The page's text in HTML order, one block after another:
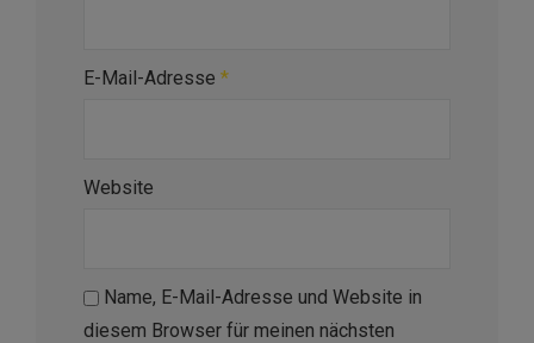
E-Mail-Adresse *
Website
Name, E-Mail-Adresse und Website in
diesem Browser für meinen nächsten